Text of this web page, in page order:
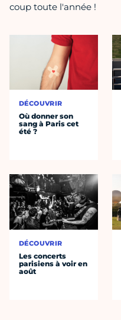
coup toute l'année !
DÉCOUVRIR
Où donner son
sang à Paris cet
été ?
DÉCOUVRIR
Les concerts
parisiens à voir en
août